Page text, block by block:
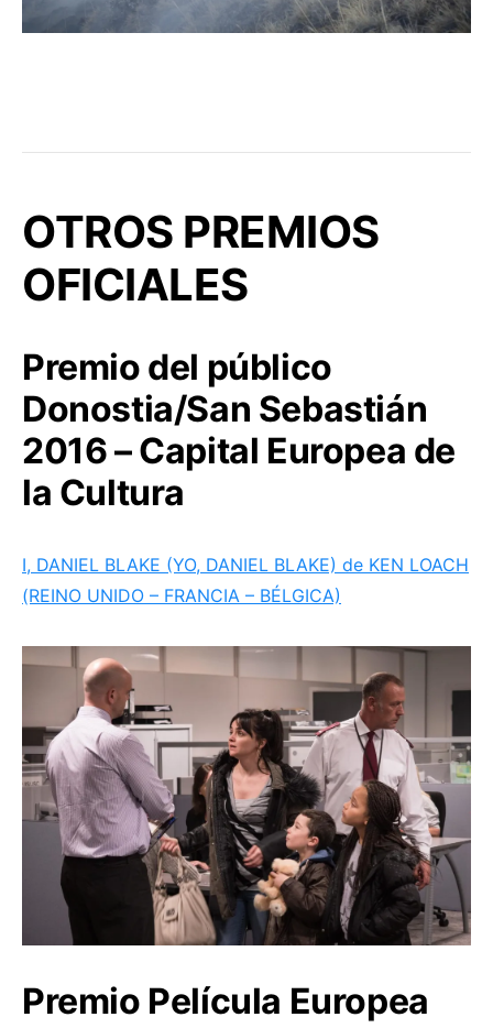
OTROS PREMIOS
OFICIALES
Premio del público
Donostia/San Sebastián
2016 – Capital Europea de
la Cultura
I, DANIEL BLAKE (YO, DANIEL BLAKE) de KEN LOACH
(REINO UNIDO – FRANCIA – BÉLGICA)
Premio Película Europea